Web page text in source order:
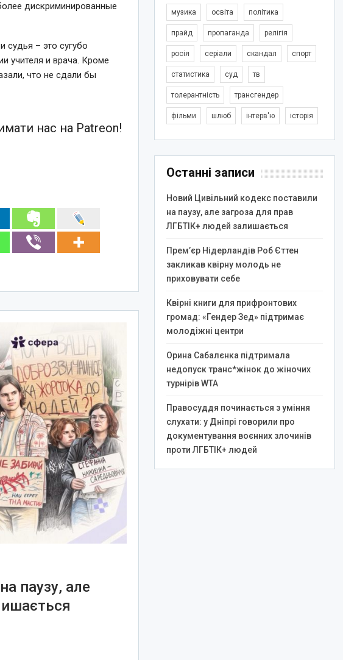
дискриминированные
судья – это сугубо
учителя и врача. Кроме
что не сдали бы
нас на Patreon!
паузу, але
музика освіта політика
прайд пропаганда релігія
росія серіали скандал спорт
статистика суд тв
толерантність трансгендер
фільми шлюб інтерв'ю історія
Останні записи
Новий Цивільний кодекс поставили
на паузу, але загроза для прав
ЛГБТІК+ людей залишається
Прем’єр Нідерландів Роб Єттен
закликав квірну молодь не
приховувати себе
Квірні книги для прифронтових
громад: «Гендер Зед» підтримає
молодіжні центри
Орина Сабалєнка підтримала
недопуск транс*жінок до жіночих
турнірів WTA
Правосуддя починається з уміння
слухати: у Дніпрі говорили про
документування воєнних злочинів
проти ЛГБТІК+ людей